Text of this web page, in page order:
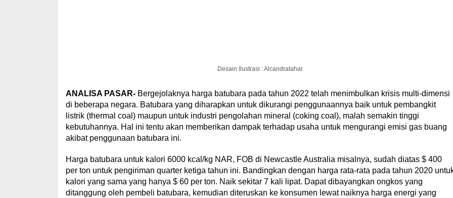
Desain Ilustrasi : Alcandratahar
ANALISA PASAR-Bergejolaknya harga batubara pada tahun 2022 telah menimbulkan krisis multi-dimensi
di beberapa negara. Batubara yang diharapkan untuk dikurangi penggunaannya baik untuk pembangkit
listrik (thermal coal) maupun untuk industri pengolahan mineral (coking coal), malah semakin tinggi
kebutuhannya. Hal ini tentu akan memberikan dampak terhadap usaha untuk mengurangi emisi gas buang
akibat penggunaan batubara ini.
Harga batubara untuk kalori 6000 kcal/kg NAR, FOB di Newcastle Australia misalnya, sudah diatas $ 400
per ton untuk pengiriman quarter ketiga tahun ini. Bandingkan dengan harga rata-rata pada tahun 2020
kalori yang sama yang hanya $ 60 per ton. Naik sekitar 7 kali lipat. Dapat dibayangkan ongkos yang
ditanggung oleh pembeli batubara, kemudian diteruskan ke konsumen lewat naiknya harga energi yang